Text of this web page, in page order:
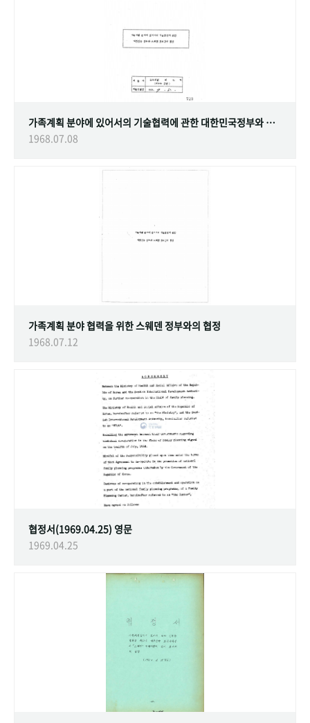
가족계획 분야에 있어서의 기술협력에 관한 대한민국정부와 스웨덴 정부간의 협정
1968.07.08
가족계획 분야 협력을 위한 스웨덴 정부와의 협정
1968.07.12
협정서(1969.04.25) 영문
1969.04.25